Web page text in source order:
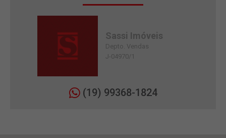
Sassi Imóveis
Depto. Vendas
J-04970/1
(19) 99368-1824